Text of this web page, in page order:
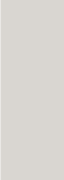
Gianni
Luserna
più popolari
più popolari
è ricco
più popolari